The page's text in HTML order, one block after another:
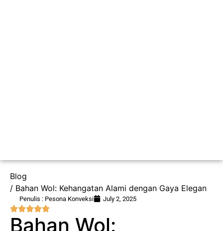
Blog
/ Bahan Wol: Kehangatan Alami dengan Gaya Elegan
Penulis : Pesona Konveksi July 2, 2025
Bahan Wol: